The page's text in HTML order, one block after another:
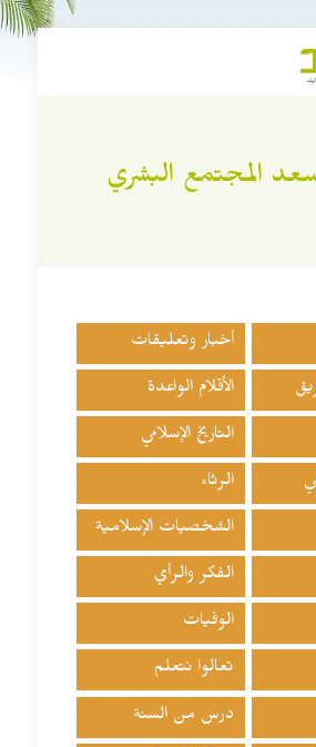
المجتمع البشري
أخبار وتعليقات
الأقلام الواعدة
التاريخ الإسلامي
الرثاء
الشخصيات الإسلامية
الفكر والرأي
الوفيات
تعالوا نتعلم
درس من السنة